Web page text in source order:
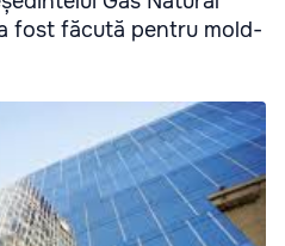
fost făcută pentru mold-